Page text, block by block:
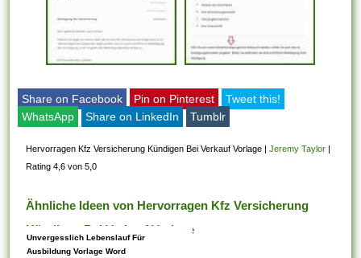
Share on Facebook Pin on Pinterest
Tweet this!
WhatsApp
Share on LinkedIn Tumblr
Hervorragen Kfz Versicherung Kündigen Bei Verkauf Vorlage |Jeremy Taylor |
Rating 4,6 von 5,0
Ähnliche Ideen von Hervorragen Kfz Versicherung
Kündigen Bei Verkauf Vorlage
Unvergesslich Lebenslauf Für
Ausbildung Vorlage Word